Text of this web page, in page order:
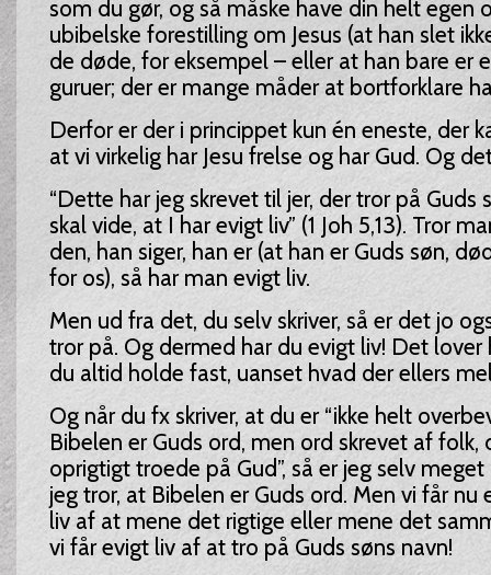
som du gør, og så måske have din helt egen
ubibelske forestilling om Jesus (at han slet
de døde, for eksempel – eller at han bare er
guruer; der er mange måder at bortforklare
Derfor er der i princippet kun én eneste, der
at vi virkelig har Jesu frelse og har Gud. Og
“Dette har jeg skrevet til jer, der tror på Guds
skal vide, at I har evigt liv” (1 Joh 5,13). Tror
den, han siger, han er (at han er Guds søn,
for os), så har man evigt liv.
Men ud fra det, du selv skriver, så er det jo
tror på. Og dermed har du evigt liv! Det lover
du altid holde fast, uanset hvad der ellers
Og når du fx skriver, at du er “ikke helt
Bibelen er Guds ord, men ord skrevet af folk,
oprigtigt troede på Gud”, så er jeg selv
jeg tror, at Bibelen er Guds ord. Men vi får nu
liv af at mene det rigtige eller mene det
vi får evigt liv af at tro på Guds søns navn!